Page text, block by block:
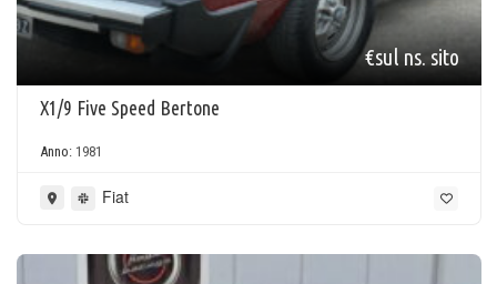
€sul ns. sito
X1/9 Five Speed Bertone
Anno: 1981
Fiat